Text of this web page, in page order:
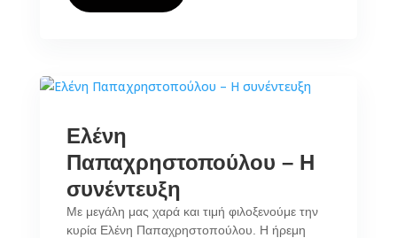
Ελένη
Παπαχρηστοπούλου – Η
συνέντευξη
Με μεγάλη μας χαρά και τιμή φιλοξενούμε την
κυρία Ελένη Παπαχρηστοπούλου. Η ήρεμη